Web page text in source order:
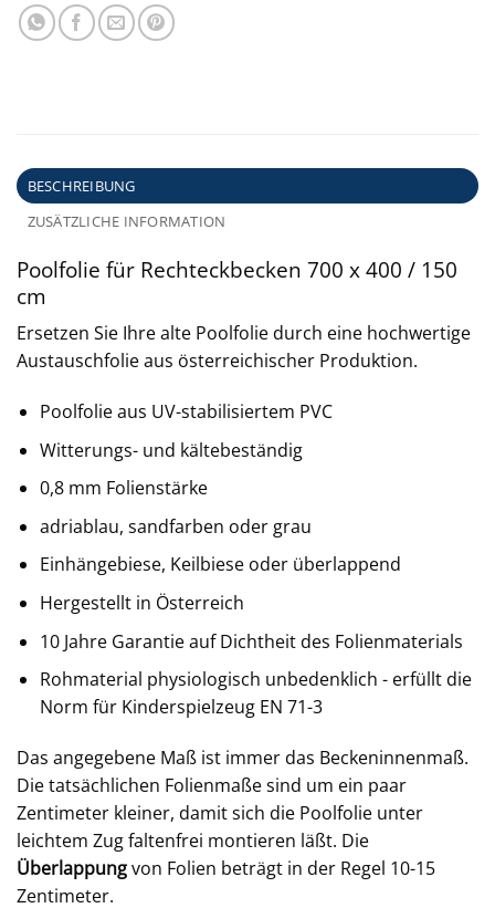
BESCHREIBUNG
ZUSÄTZLICHE INFORMATION
Poolfolie für Rechteckbecken 700 x 400 / 150
cm
Ersetzen Sie Ihre alte Poolfolie durch eine hochwertige
Austauschfolie aus österreichischer Produktion.
Poolfolie aus UV-stabilisiertem PVC
Witterungs- und kältebeständig
0,8 mm Folienstärke
adriablau, sandfarben oder grau
Einhängebiese, Keilbiese oder überlappend
Hergestellt in Österreich
10 Jahre Garantie auf Dichtheit des Folienmaterials
Rohmaterial physiologisch unbedenklich - erfüllt die
Norm für Kinderspielzeug EN 71-3
Das angegebene Maß ist immer das Beckeninnenmaß.
Die tatsächlichen Folienmaße sind um ein paar
Zentimeter kleiner, damit sich die Poolfolie unter
leichtem Zug faltenfrei montieren läßt. Die
Überlappungvon Folien beträgt in der Regel 10-15
Zentimeter.